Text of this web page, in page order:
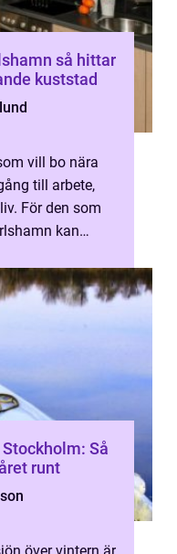
så hittar
kuststad
vill bo nära
till arbete,
För den som
kan
Så
runt